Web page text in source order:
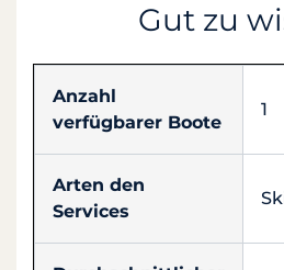
Gut zu
Anzahl
verfügbarer Boote
1
Arten den
Services